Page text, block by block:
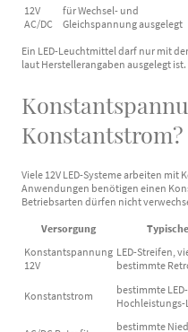
12V
AC/DC
für Wechsel- und
Gleichspannung ausgelegt
Ein LED-Leuchtmittel darf nur mit
laut Herstellerangaben ausgelegt ist.
Konstantstrom?
Viele 12V LED-Systeme arbeiten mit
Anwendungen benötigen einen
Betriebsarten dürfen nicht
Versorgung
Konstantspannung
12V
LED-Streifen,
bestimmte
Konstantstrom
bestimmte
Hochleistungs-
bestimmte